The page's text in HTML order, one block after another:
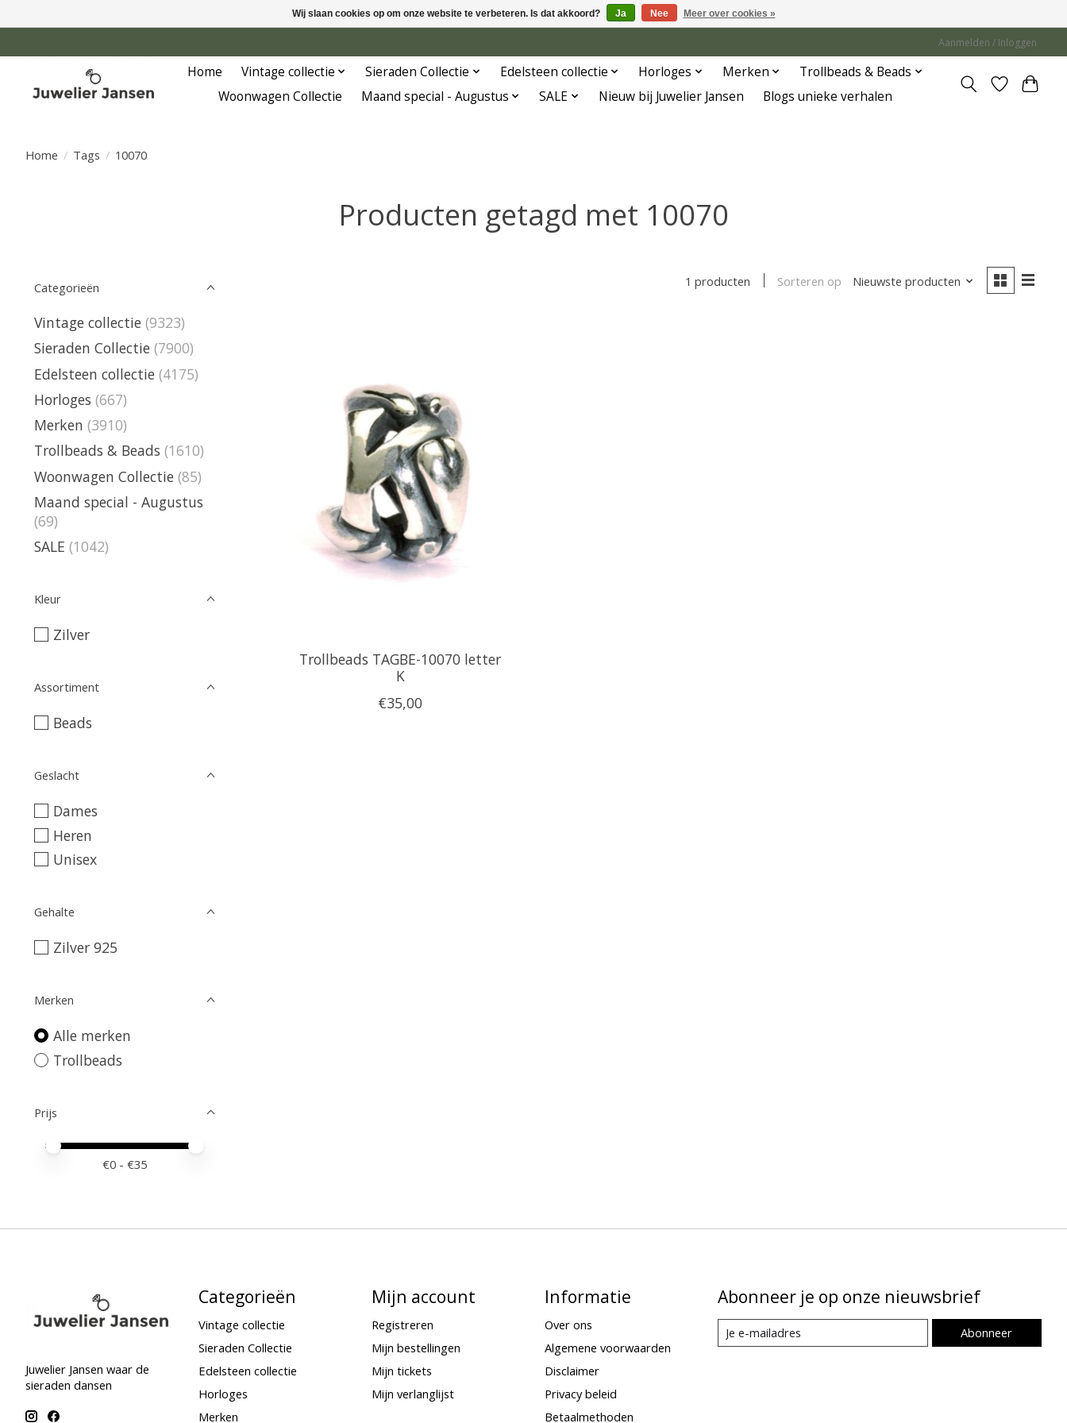
Aanmelden / Inloggen
Home Vintage collectie Sieraden Collectie Edelsteen collectie Horloges Merken
Trollbeads & Beads
Woonwagen Collectie
Maand special - Augustus SALE Nieuw bij Juwelier Jansen Blogs unieke verhalen
Home / Tags / 10070
Producten getagd met 10070
Categorieën
Vintage collectie (9323)
Sieraden Collectie (7900)
Edelsteen collectie (4175)
Horloges (667)
Merken (3910)
Trollbeads & Beads (1610)
Woonwagen Collectie (85)
Maand special - Augustus
(69)
SALE (1042)
Kleur
Zilver
Assortiment
Beads
Geslacht
Dames
Heren
Unisex
Gehalte
Zilver 925
Merken
Alle merken
Trollbeads
Prijs
Minimale prijswaarde
Price maximum value
€0 - €35
1 producten Sorteren op Nieuwste producten
Trollbeads TAGBE-10070 letter
K
€35,00
Juwelier Jansen waar de
sieraden dansen
Categorieën
Vintage collectie
Sieraden Collectie
Edelsteen collectie
Horloges
Merken
Mijn account
Registreren
Mijn bestellingen
Mijn tickets
Mijn verlanglijst
Informatie
Over ons
Algemene voorwaarden
Disclaimer
Privacy beleid
Betaalmethoden
Abonneer je op onze nieuwsbrief
Abonneer
Wij slaan cookies op om onze website te verbeteren. Is dat akkoord? Ja Nee Meer over cookies »